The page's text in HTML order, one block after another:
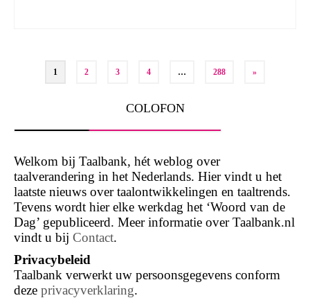
Berichten
1 2 3 4 … 288 »
COLOFON
Welkom bij Taalbank, hét weblog over
taalverandering in het Nederlands. Hier vindt u het
laatste nieuws over taalontwikkelingen en taaltrends.
Tevens wordt hier elke werkdag het ‘Woord van de
Dag’ gepubliceerd. Meer informatie over Taalbank.nl
vindt u bij Contact.
Privacybeleid
Taalbank verwerkt uw persoonsgegevens conform
deze privacyverklaring.